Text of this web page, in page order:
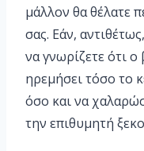
μάλλον θα θέλατε
σας. Εάν,
να γνωρίζετε ότι
ηρεμήσει τόσο το
όσο και να
την επιθυμητή